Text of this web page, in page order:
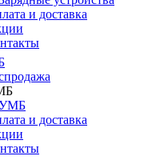
и доставка
и доставка